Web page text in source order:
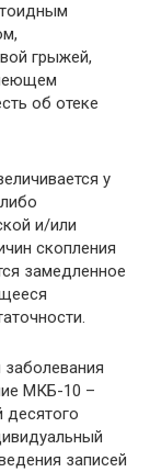
грыжей,
об отеке
у
и/или
скопления
замедленное
МКБ-10 –
десятого
записей